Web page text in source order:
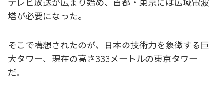
塔が必要になった。
そこで構想されたのが、日本の技術力を象徴する巨
大タワー、現在の高さ333メートルの東京タワー
だ。